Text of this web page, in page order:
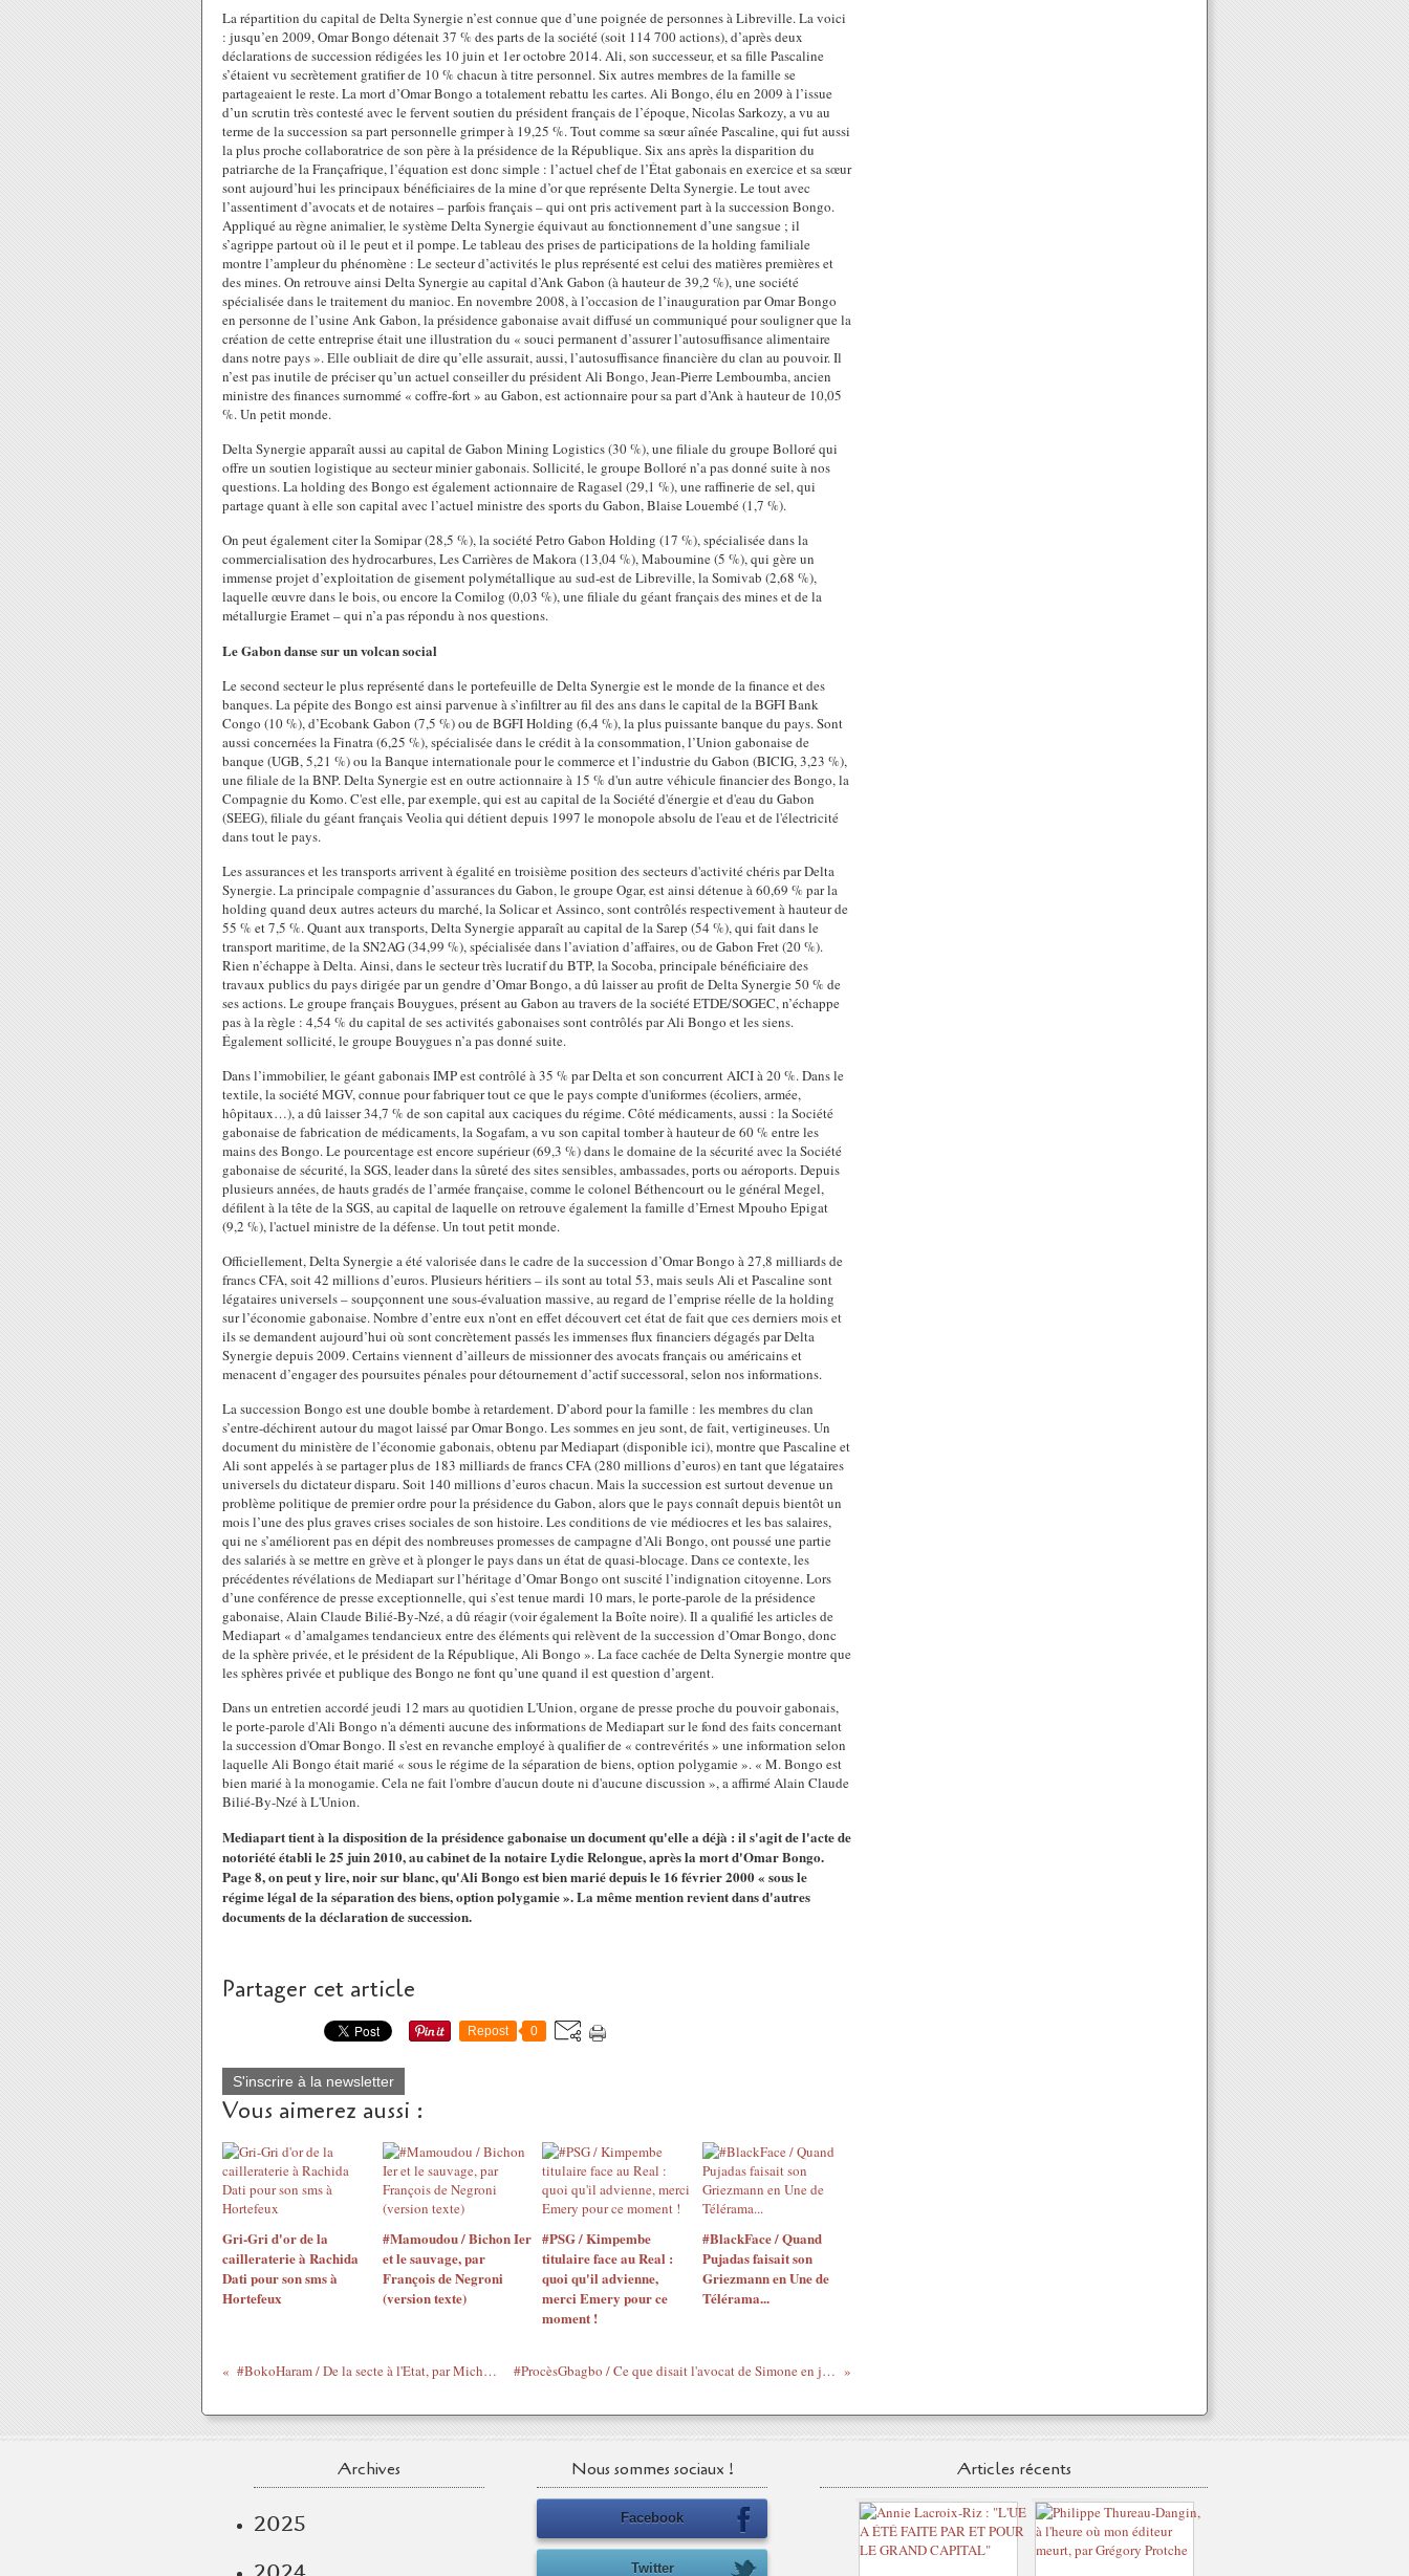
La répartition du capital de Delta Synergie n’est connue que d’une poignée de personnes à Libreville. La voici
: jusqu’en 2009, Omar Bongo détenait 37 % des parts de la société (soit 114 700 actions), d’après deux
déclarations de succession rédigées les 10 juin et 1er octobre 2014. Ali, son successeur, et sa fille Pascaline
s’étaient vu secrètement gratifier de 10 % chacun à titre personnel. Six autres membres de la famille se
partageaient le reste. La mort d’Omar Bongo a totalement rebattu les cartes. Ali Bongo, élu en 2009 à l’issue
d’un scrutin très contesté avec le fervent soutien du président français de l’époque, Nicolas Sarkozy, a vu au
terme de la succession sa part personnelle grimper à 19,25 %. Tout comme sa sœur aînée Pascaline, qui fut aussi
la plus proche collaboratrice de son père à la présidence de la République. Six ans après la disparition du
patriarche de la Françafrique, l’équation est donc simple : l’actuel chef de l’État gabonais en exercice et sa sœur
sont aujourd’hui les principaux bénéficiaires de la mine d’or que représente Delta Synergie. Le tout avec
l’assentiment d’avocats et de notaires – parfois français – qui ont pris activement part à la succession Bongo.
Appliqué au règne animalier, le système Delta Synergie équivaut au fonctionnement d’une sangsue ; il
s’agrippe partout où il le peut et il pompe. Le tableau des prises de participations de la holding familiale
montre l’ampleur du phénomène : Le secteur d’activités le plus représenté est celui des matières premières et
des mines. On retrouve ainsi Delta Synergie au capital d’Ank Gabon (à hauteur de 39,2 %), une société
spécialisée dans le traitement du manioc. En novembre 2008, à l’occasion de l’inauguration par Omar Bongo
en personne de l’usine Ank Gabon, la présidence gabonaise avait diffusé un communiqué pour souligner que la
création de cette entreprise était une illustration du « souci permanent d’assurer l’autosuffisance alimentaire
dans notre pays ». Elle oubliait de dire qu’elle assurait, aussi, l’autosuffisance financière du clan au pouvoir. Il
n’est pas inutile de préciser qu’un actuel conseiller du président Ali Bongo, Jean-Pierre Lemboumba, ancien
ministre des finances surnommé « coffre-fort » au Gabon, est actionnaire pour sa part d’Ank à hauteur de 10,05
%. Un petit monde.
Delta Synergie apparaît aussi au capital de Gabon Mining Logistics (30 %), une filiale du groupe Bolloré qui
offre un soutien logistique au secteur minier gabonais. Sollicité, le groupe Bolloré n’a pas donné suite à nos
questions. La holding des Bongo est également actionnaire de Ragasel (29,1 %), une raffinerie de sel, qui
partage quant à elle son capital avec l’actuel ministre des sports du Gabon, Blaise Louembé (1,7 %).
On peut également citer la Somipar (28,5 %), la société Petro Gabon Holding (17 %), spécialisée dans la
commercialisation des hydrocarbures, Les Carrières de Makora (13,04 %), Maboumine (5 %), qui gère un
immense projet d’exploitation de gisement polymétallique au sud-est de Libreville, la Somivab (2,68 %),
laquelle œuvre dans le bois, ou encore la Comilog (0,03 %), une filiale du géant français des mines et de la
métallurgie Eramet – qui n’a pas répondu à nos questions.
Le Gabon danse sur un volcan social
Le second secteur le plus représenté dans le portefeuille de Delta Synergie est le monde de la finance et des
banques. La pépite des Bongo est ainsi parvenue à s’infiltrer au fil des ans dans le capital de la BGFI Bank
Congo (10 %), d’Ecobank Gabon (7,5 %) ou de BGFI Holding (6,4 %), la plus puissante banque du pays. Sont
aussi concernées la Finatra (6,25 %), spécialisée dans le crédit à la consommation, l’Union gabonaise de
banque (UGB, 5,21 %) ou la Banque internationale pour le commerce et l’industrie du Gabon (BICIG, 3,23 %),
une filiale de la BNP. Delta Synergie est en outre actionnaire à 15 % d'un autre véhicule financier des Bongo, la
Compagnie du Komo. C'est elle, par exemple, qui est au capital de la Société d'énergie et d'eau du Gabon
(SEEG), filiale du géant français Veolia qui détient depuis 1997 le monopole absolu de l'eau et de l'électricité
dans tout le pays.
Les assurances et les transports arrivent à égalité en troisième position des secteurs d'activité chéris par Delta
Synergie. La principale compagnie d’assurances du Gabon, le groupe Ogar, est ainsi détenue à 60,69 % par la
holding quand deux autres acteurs du marché, la Solicar et Assinco, sont contrôlés respectivement à hauteur de
55 % et 7,5 %. Quant aux transports, Delta Synergie apparaît au capital de la Sarep (54 %), qui fait dans le
transport maritime, de la SN2AG (34,99 %), spécialisée dans l’aviation d’affaires, ou de Gabon Fret (20 %).
Rien n’échappe à Delta. Ainsi, dans le secteur très lucratif du BTP, la Socoba, principale bénéficiaire des
travaux publics du pays dirigée par un gendre d’Omar Bongo, a dû laisser au profit de Delta Synergie 50 % de
ses actions. Le groupe français Bouygues, présent au Gabon au travers de la société ETDE/SOGEC, n’échappe
pas à la règle : 4,54 % du capital de ses activités gabonaises sont contrôlés par Ali Bongo et les siens.
Également sollicité, le groupe Bouygues n’a pas donné suite.
Dans l’immobilier, le géant gabonais IMP est contrôlé à 35 % par Delta et son concurrent AICI à 20 %. Dans le
textile, la société MGV, connue pour fabriquer tout ce que le pays compte d'uniformes (écoliers, armée,
hôpitaux…), a dû laisser 34,7 % de son capital aux caciques du régime. Côté médicaments, aussi : la Société
gabonaise de fabrication de médicaments, la Sogafam, a vu son capital tomber à hauteur de 60 % entre les
mains des Bongo. Le pourcentage est encore supérieur (69,3 %) dans le domaine de la sécurité avec la Société
gabonaise de sécurité, la SGS, leader dans la sûreté des sites sensibles, ambassades, ports ou aéroports. Depuis
plusieurs années, de hauts gradés de l’armée française, comme le colonel Béthencourt ou le général Megel,
défilent à la tête de la SGS, au capital de laquelle on retrouve également la famille d’Ernest Mpouho Epigat
(9,2 %), l'actuel ministre de la défense. Un tout petit monde.
Officiellement, Delta Synergie a été valorisée dans le cadre de la succession d’Omar Bongo à 27,8 milliards de
francs CFA, soit 42 millions d’euros. Plusieurs héritiers – ils sont au total 53, mais seuls Ali et Pascaline sont
légataires universels – soupçonnent une sous-évaluation massive, au regard de l’emprise réelle de la holding
sur l’économie gabonaise. Nombre d’entre eux n’ont en effet découvert cet état de fait que ces derniers mois et
ils se demandent aujourd’hui où sont concrètement passés les immenses flux financiers dégagés par Delta
Synergie depuis 2009. Certains viennent d’ailleurs de missionner des avocats français ou américains et
menacent d’engager des poursuites pénales pour détournement d’actif successoral, selon nos informations.
La succession Bongo est une double bombe à retardement. D’abord pour la famille : les membres du clan
s’entre-déchirent autour du magot laissé par Omar Bongo. Les sommes en jeu sont, de fait, vertigineuses. Un
document du ministère de l’économie gabonais, obtenu par Mediapart (disponible ici), montre que Pascaline et
Ali sont appelés à se partager plus de 183 milliards de francs CFA (280 millions d’euros) en tant que légataires
universels du dictateur disparu. Soit 140 millions d’euros chacun. Mais la succession est surtout devenue un
problème politique de premier ordre pour la présidence du Gabon, alors que le pays connaît depuis bientôt un
mois l’une des plus graves crises sociales de son histoire. Les conditions de vie médiocres et les bas salaires,
qui ne s’améliorent pas en dépit des nombreuses promesses de campagne d’Ali Bongo, ont poussé une partie
des salariés à se mettre en grève et à plonger le pays dans un état de quasi-blocage. Dans ce contexte, les
précédentes révélations de Mediapart sur l’héritage d’Omar Bongo ont suscité l’indignation citoyenne. Lors
d’une conférence de presse exceptionnelle, qui s’est tenue mardi 10 mars, le porte-parole de la présidence
gabonaise, Alain Claude Bilié-By-Nzé, a dû réagir (voir également la Boîte noire). Il a qualifié les articles de
Mediapart « d’amalgames tendancieux entre des éléments qui relèvent de la succession d’Omar Bongo, donc
de la sphère privée, et le président de la République, Ali Bongo ». La face cachée de Delta Synergie montre que
les sphères privée et publique des Bongo ne font qu’une quand il est question d’argent.
Dans un entretien accordé jeudi 12 mars au quotidien L'Union, organe de presse proche du pouvoir gabonais,
le porte-parole d'Ali Bongo n'a démenti aucune des informations de Mediapart sur le fond des faits concernant
la succession d'Omar Bongo. Il s'est en revanche employé à qualifier de « contrevérités » une information selon
laquelle Ali Bongo était marié « sous le régime de la séparation de biens, option polygamie ». « M. Bongo est
bien marié à la monogamie. Cela ne fait l'ombre d'aucun doute ni d'aucune discussion », a affirmé Alain Claude
Bilié-By-Nzé à L'Union.
Mediapart tient à la disposition de la présidence gabonaise un document qu'elle a déjà : il s'agit de l'acte de
notoriété établi le 25 juin 2010, au cabinet de la notaire Lydie Relongue, après la mort d'Omar Bongo.
Page 8, on peut y lire, noir sur blanc, qu'Ali Bongo est bien marié depuis le 16 février 2000 « sous le
régime légal de la séparation des biens, option polygamie ». La même mention revient dans d'autres
documents de la déclaration de succession.
Partager cet article
Repost 0
S'inscrire à la newsletter
Vous aimerez aussi :
Gri-Gri d'or de la
cailleraterie à Rachida
Dati pour son sms à
Hortefeux
#Mamoudou / Bichon Ier
et le sauvage, par
François de Negroni
(version texte)
#PSG / Kimpembe
titulaire face au Real :
quoi qu'il advienne,
merci Emery pour ce
moment !
#BlackFace / Quand
Pujadas faisait son
Griezmann en Une de
Télérama...
#BokoHaram / De la secte à l'Etat, par Michel Galy #ProcèsGbagbo / Ce que disait l'avocat de Simone en janvier...
Archives
2025
Nous sommes sociaux !
Facebook
Twitter
Articles récents